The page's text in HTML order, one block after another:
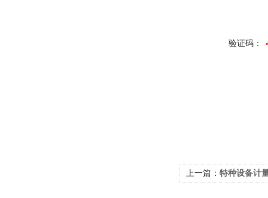
验证码：
上一篇： 特种设备计